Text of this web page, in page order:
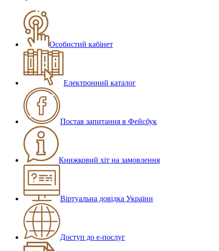
Особистий кабінет
Електронний каталог
Постав запитання в Фейсбук
Книжковий хіт на замовлення
Віртуальна довідка України
Доступ до e-послуг